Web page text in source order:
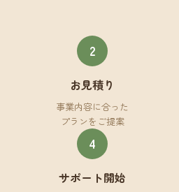
2
お見積り
事業内容に合った
プランをご提案
4
サポート開始